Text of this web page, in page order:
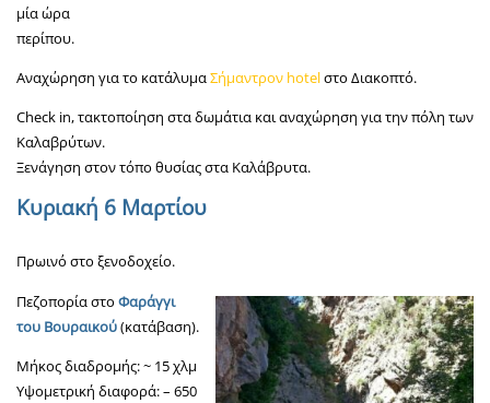
μία ώρα
περίπου.
Αναχώρηση για το κατάλυμαΣήμαντρον hotelστο Διακοπτό.
Check in, τακτοποίηση στα δωμάτια και αναχώρηση για την πόλη των
Καλαβρύτων.
Ξενάγηση στον τόπο θυσίας στα Καλάβρυτα.
Κυριακή 6 Μαρτίου
Πρωινό στο ξενοδοχείο.
Πεζοπορία στο Φαράγγι
του Βουραικού(κατάβαση).
Μήκος διαδρομής: ~ 15 χλμ
Υψομετρική διαφορά: – 650